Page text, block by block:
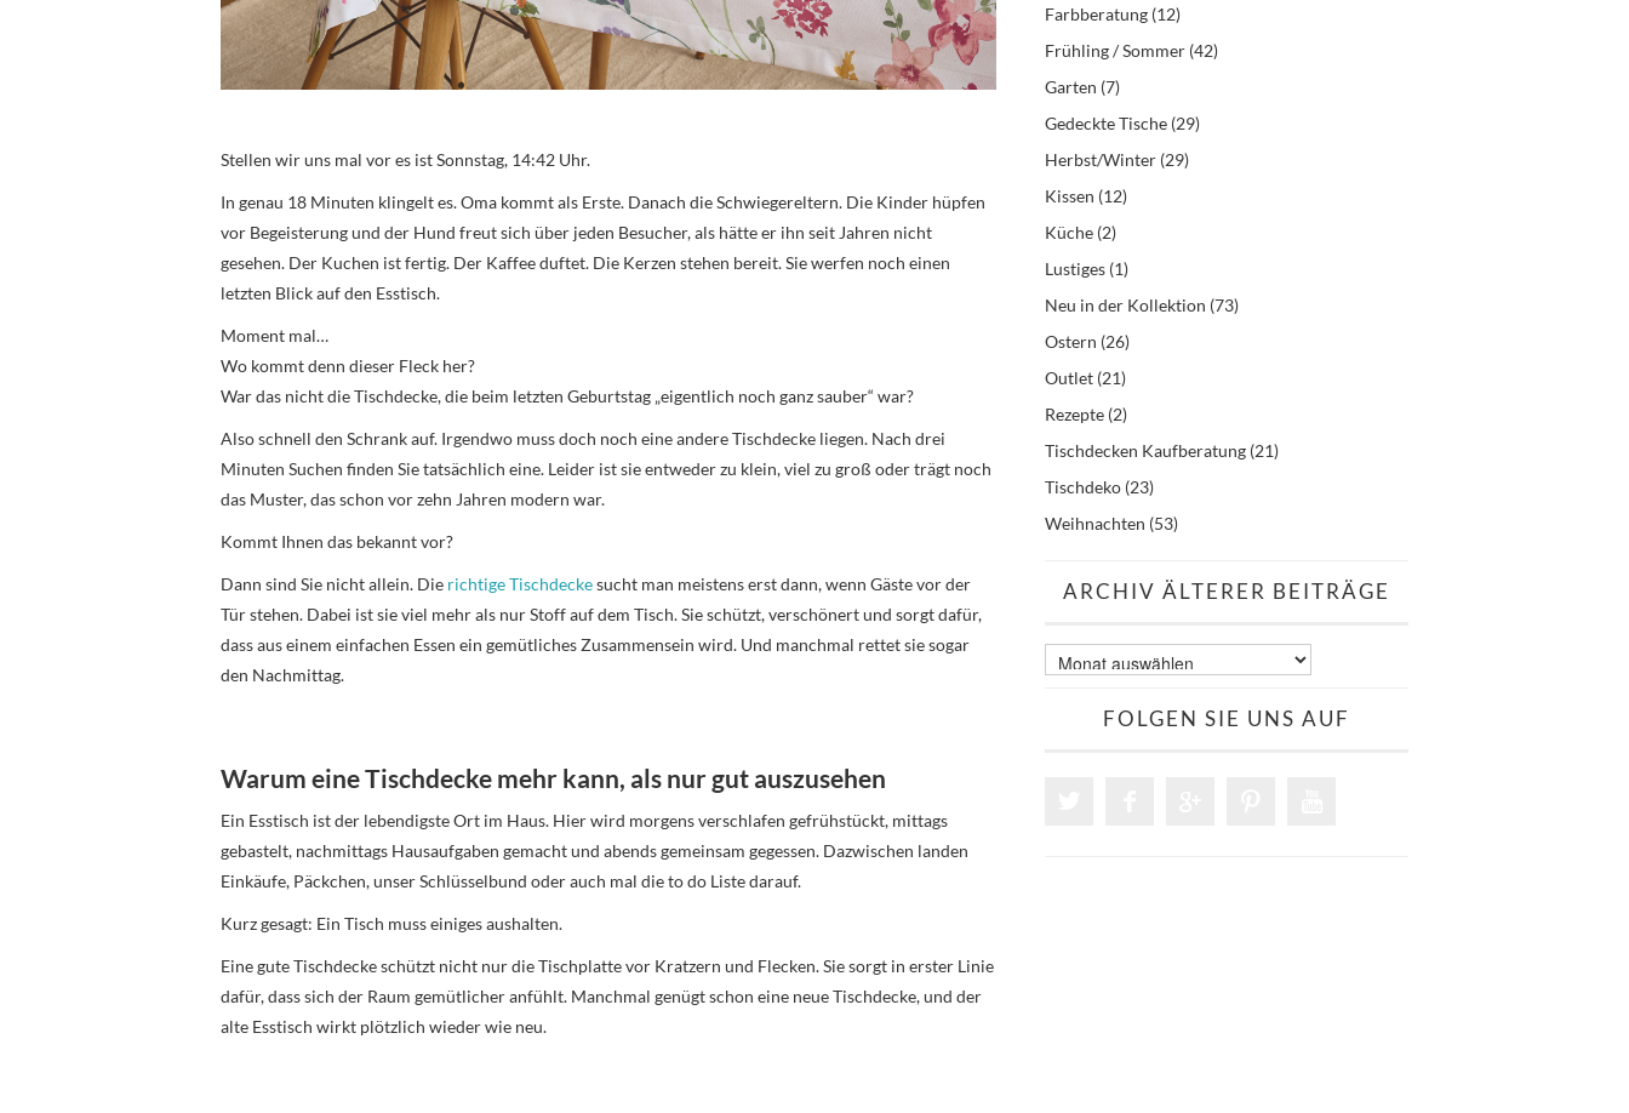
Stellen wir uns mal vor es ist Sonnstag, 14:42 Uhr.
In genau 18 Minuten klingelt es. Oma kommt als Erste. Danach die Schwiegereltern. Die Kinder hüpfen
vor Begeisterung und der Hund freut sich über jeden Besucher, als hätte er ihn seit Jahren nicht
gesehen. Der Kuchen ist fertig. Der Kaffee duftet. Die Kerzen stehen bereit. Sie werfen noch einen
letzten Blick auf den Esstisch.
Moment mal…
Wo kommt denn dieser Fleck her?
War das nicht die Tischdecke, die beim letzten Geburtstag „eigentlich noch ganz sauber“ war?
Also schnell den Schrank auf. Irgendwo muss doch noch eine andere Tischdecke liegen. Nach drei
Minuten Suchen finden Sie tatsächlich eine. Leider ist sie entweder zu klein, viel zu groß oder trägt noch
das Muster, das schon vor zehn Jahren modern war.
Kommt Ihnen das bekannt vor?
Dann sind Sie nicht allein. Die richtige Tischdeckesucht man meistens erst dann, wenn Gäste vor der
Tür stehen. Dabei ist sie viel mehr als nur Stoff auf dem Tisch. Sie schützt, verschönert und sorgt dafür,
dass aus einem einfachen Essen ein gemütliches Zusammensein wird. Und manchmal rettet sie sogar
den Nachmittag.
Warum eine Tischdecke mehr kann, als nur gut auszusehen
Ein Esstisch ist der lebendigste Ort im Haus. Hier wird morgens verschlafen gefrühstückt, mittags
gebastelt, nachmittags Hausaufgaben gemacht und abends gemeinsam gegessen. Dazwischen landen
Einkäufe, Päckchen, unser Schlüsselbund oder auch mal die to do Liste darauf.
Kurz gesagt: Ein Tisch muss einiges aushalten.
Eine gute Tischdecke schützt nicht nur die Tischplatte vor Kratzern und Flecken. Sie sorgt in erster Linie
dafür, dass sich der Raum gemütlicher anfühlt. Manchmal genügt schon eine neue Tischdecke, und der
alte Esstisch wirkt plötzlich wieder wie neu.
Farbberatung (12)
Frühling / Sommer (42)
Garten (7)
Gedeckte Tische (29)
Herbst/Winter (29)
Kissen (12)
Küche (2)
Lustiges (1)
Neu in der Kollektion (73)
Ostern (26)
Outlet (21)
Rezepte (2)
Tischdecken Kaufberatung (21)
Tischdeko (23)
Weihnachten (53)
ARCHIV ÄLTERER BEITRÄGE
Archiv
älterer
FOLGEN SIE UNS AUF